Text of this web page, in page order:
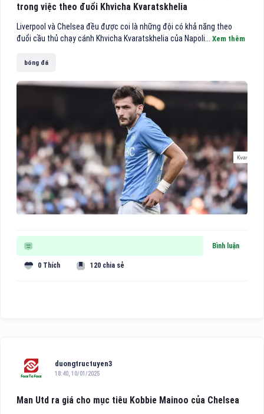
trong việc theo đuổi Khvicha Kvaratskhelia
Liverpool và Chelsea đều được coi là những đội có khả năng theo
đuổi cầu thủ chạy cánh Khvicha Kvaratskhelia của Napoli... Xem thêm
bóng đá
Bình luận
0 Thích 120 chia sẻ
duongtructuyen3
18:40, 10/01/2025
Man Utd ra giá cho mục tiêu Kobbie Mainoo của Chelsea